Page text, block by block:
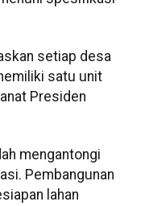
setiap desa
satu unit
Presiden
mengantongi
Pembangunan
lahan